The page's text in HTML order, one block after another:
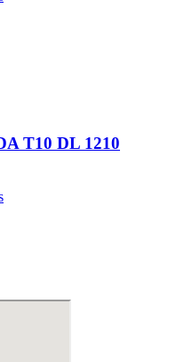
T10 DL 1210